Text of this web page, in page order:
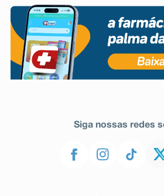
Siga nossas redes